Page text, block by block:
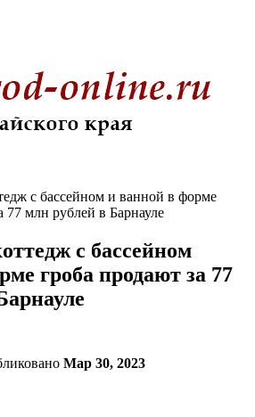
с бассейном и ванной в форме
77 млн рублей в Барнауле
с бассейном
гроба продают за 77
Мар 30, 2023